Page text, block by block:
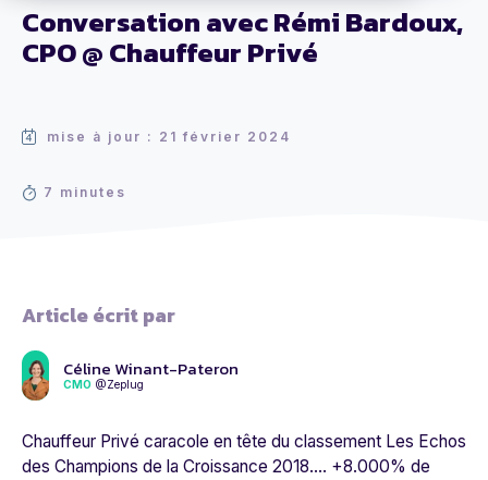
Conversation avec Rémi Bardoux,
CPO @ Chauffeur Privé
mise à jour : 21 février 2024
7 minutes
Article écrit par
Céline Winant-Pateron
CMO @Zeplug
Chauffeur Privé caracole en tête du classement Les Echos
des Champions de la Croissance 2018.... +8.000% de